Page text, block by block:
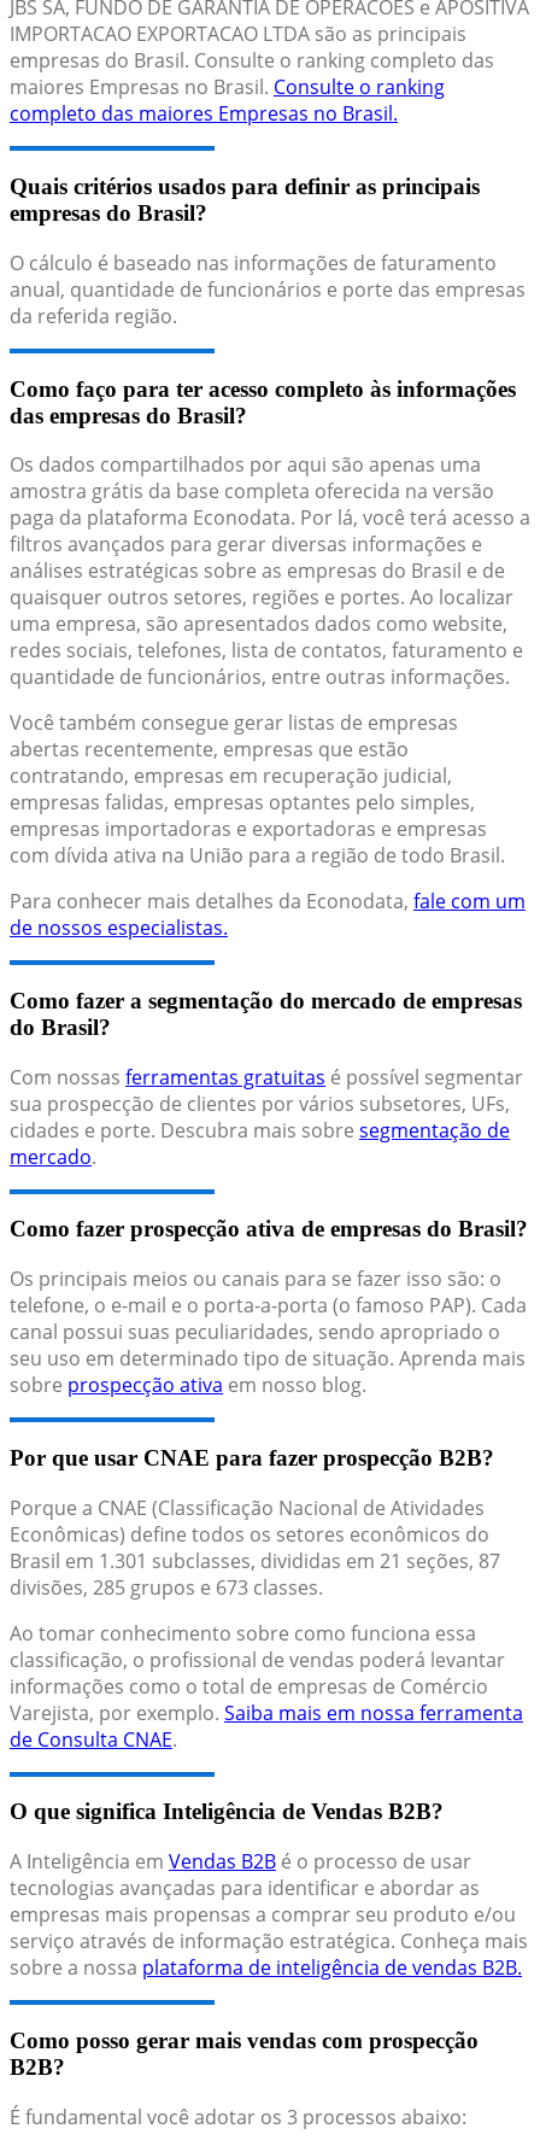
JBS SA, FUNDO DE GARANTIA DE OPERACOES e APOSITIVA
IMPORTACAO EXPORTACAO LTDA são as principais
empresas do Brasil. Consulte o ranking completo das
maiores Empresas no Brasil. Consulte o ranking
completo das maiores Empresas no Brasil.
Quais critérios usados para definir as principais
empresas do Brasil?
O cálculo é baseado nas informações de faturamento
anual, quantidade de funcionários e porte das empresas
da referida região.
Como faço para ter acesso completo às informações
das empresas do Brasil?
Os dados compartilhados por aqui são apenas uma
amostra grátis da base completa oferecida na versão
paga da plataforma Econodata. Por lá, você terá acesso a
filtros avançados para gerar diversas informações e
análises estratégicas sobre as empresas do Brasil e de
quaisquer outros setores, regiões e portes. Ao localizar
uma empresa, são apresentados dados como website,
redes sociais, telefones, lista de contatos, faturamento e
quantidade de funcionários, entre outras informações.
Você também consegue gerar listas de empresas
abertas recentemente, empresas que estão
contratando, empresas em recuperação judicial,
empresas falidas, empresas optantes pelo simples,
empresas importadoras e exportadoras e empresas
com dívida ativa na União para a região de todo Brasil.
Para conhecer mais detalhes da Econodata, fale com um
de nossos especialistas.
Como fazer a segmentação do mercado de empresas
do Brasil?
Com nossas ferramentas gratuitas é possível segmentar
sua prospecção de clientes por vários subsetores, UFs,
cidades e porte. Descubra mais sobre segmentação de
mercado.
Como fazer prospecção ativa de empresas do Brasil?
Os principais meios ou canais para se fazer isso são: o
telefone, o e-mail e o porta-a-porta (o famoso PAP). Cada
canal possui suas peculiaridades, sendo apropriado o
seu uso em determinado tipo de situação. Aprenda mais
sobre prospecção ativa em nosso blog.
Por que usar CNAE para fazer prospecção B2B?
Porque a CNAE (Classificação Nacional de Atividades
Econômicas) define todos os setores econômicos do
Brasil em 1.301 subclasses, divididas em 21 seções, 87
divisões, 285 grupos e 673 classes.
Ao tomar conhecimento sobre como funciona essa
classificação, o profissional de vendas poderá levantar
informações como o total de empresas de Comércio
Varejista, por exemplo. Saiba mais em nossa ferramenta
de Consulta CNAE.
O que significa Inteligência de Vendas B2B?
A Inteligência em Vendas B2B é o processo de usar
tecnologias avançadas para identificar e abordar as
empresas mais propensas a comprar seu produto e/ou
serviço através de informação estratégica. Conheça mais
sobre a nossa plataforma de inteligência de vendas B2B.
Como posso gerar mais vendas com prospecção
B2B?
É fundamental você adotar os 3 processos abaixo: